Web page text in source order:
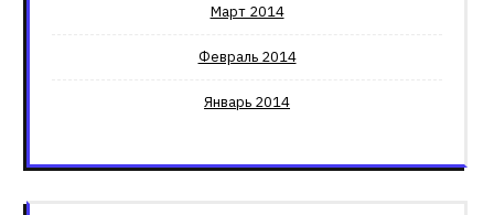
Март 2014
Февраль 2014
Январь 2014